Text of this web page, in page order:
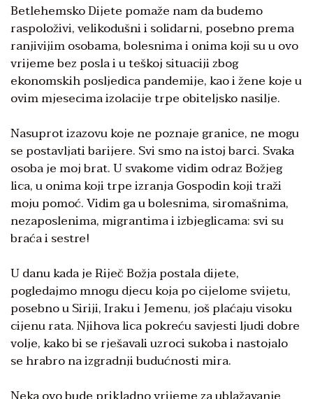
Betlehemsko Dijete pomaže nam da budemo
raspoloživi, velikodušni i solidarni, posebno prema
ranjivijim osobama, bolesnima i onima koji su u ovo
vrijeme bez posla i u teškoj situaciji zbog
ekonomskih posljedica pandemije, kao i žene koje u
ovim mjesecima izolacije trpe obiteljsko nasilje.
Nasuprot izazovu koje ne poznaje granice, ne mogu
se postavljati barijere. Svi smo na istoj barci. Svaka
osoba je moj brat. U svakome vidim odraz Božjeg
lica, u onima koji trpe izranja Gospodin koji traži
moju pomoć. Vidim ga u bolesnima, siromašnima,
nezaposlenima, migrantima i izbjeglicama: svi su
braća i sestre!
U danu kada je Riječ Božja postala dijete,
pogledajmo mnogu djecu koja po cijelome svijetu,
posebno u Siriji, Iraku i Jemenu, još plaćaju visoku
cijenu rata. Njihova lica pokreću savjesti ljudi dobre
volje, kako bi se rješavali uzroci sukoba i nastojalo
se hrabro na izgradnji budućnosti mira.